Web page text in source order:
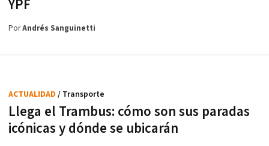
YPF
PorAndrés Sanguinetti
Llega el Trambus: cómo son sus paradas
icónicas y dónde se ubicarán
ACTUALIDAD / Transporte